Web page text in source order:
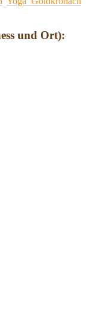
und Ort):